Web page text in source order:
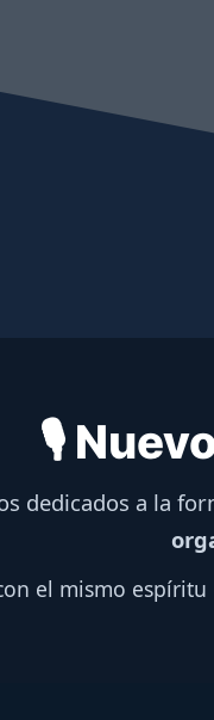
🎙️
dedicados a la
el mismo